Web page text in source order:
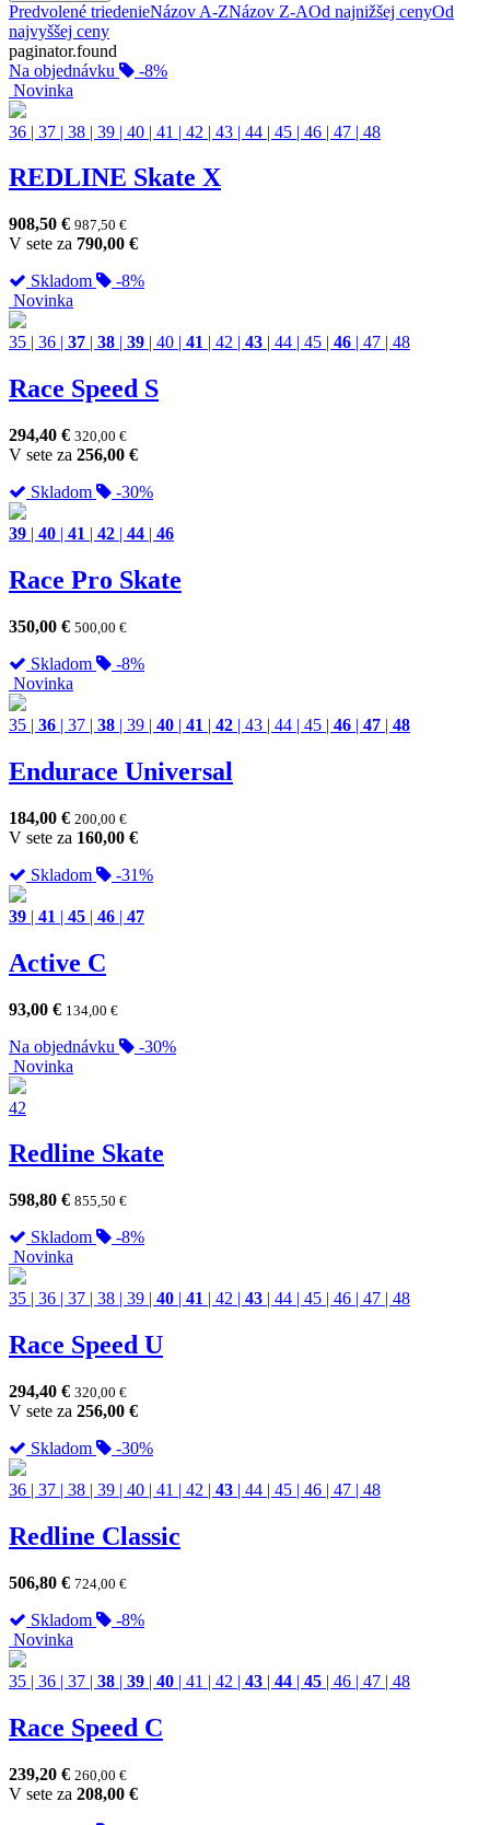
Predvolené triedenieNázov A-ZNázov Z-AOd najnižšej cenyOd
najvyššej ceny
paginator.found
Na objednávku
-8%
Novinka
36 | 37 | 38 | 39 | 40 | 41 | 42 | 43 | 44 | 45 | 46 | 47 | 48
REDLINE Skate X
908,50 € 987,50 €
V sete za 790,00 €
Skladom
-8%
Novinka
35 | 36 | 37 | 38 | 39 | 40 | 41 | 42 | 43 | 44 | 45 | 46 | 47 | 48
Race Speed S
294,40 € 320,00 €
V sete za 256,00 €
Skladom
-30%
39 | 40 | 41 | 42 | 44 | 46
Race Pro Skate
350,00 € 500,00 €
Skladom
-8%
Novinka
35 | 36 | 37 | 38 | 39 | 40 | 41 | 42 | 43 | 44 | 45 | 46 | 47 | 48
Endurace Universal
184,00 € 200,00 €
V sete za 160,00 €
Skladom
-31%
39 | 41 | 45 | 46 | 47
Active C
93,00 € 134,00 €
Na objednávku
-30%
Novinka
42
Redline Skate
598,80 € 855,50 €
Skladom
-8%
Novinka
35 | 36 | 37 | 38 | 39 | 40 | 41 | 42 | 43 | 44 | 45 | 46 | 47 | 48
Race Speed U
294,40 € 320,00 €
V sete za 256,00 €
Skladom
-30%
36 | 37 | 38 | 39 | 40 | 41 | 42 | 43 | 44 | 45 | 46 | 47 | 48
Redline Classic
506,80 € 724,00 €
Skladom
-8%
Novinka
35 | 36 | 37 | 38 | 39 | 40 | 41 | 42 | 43 | 44 | 45 | 46 | 47 | 48
Race Speed C
239,20 € 260,00 €
V sete za 208,00 €